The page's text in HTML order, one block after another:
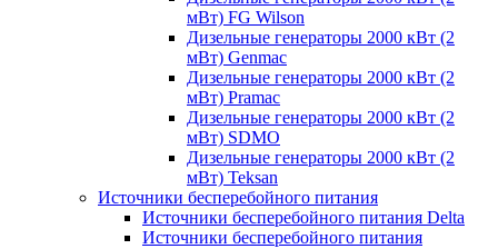
мВт) FG Wilson
Дизельные генераторы 2000 кВт (2
мВт) Genmac
Дизельные генераторы 2000 кВт (2
мВт) Pramac
Дизельные генераторы 2000 кВт (2
мВт) SDMO
Дизельные генераторы 2000 кВт (2
мВт) Teksan
Источники бесперебойного питания
Источники бесперебойного питания Delta
Источники бесперебойного питания